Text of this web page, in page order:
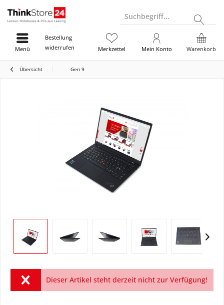
Suchbegriff...
Bestellung
widerrufen
Warenkorb
Merkzettel Mein Konto
Menü
Übersicht Gen 9
Dieser Artikel steht derzeit nicht zur Verfügung!